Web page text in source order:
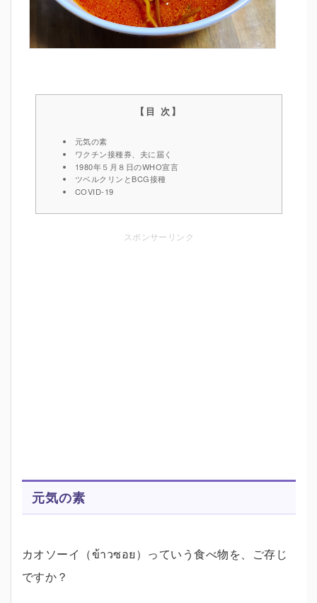
元気の素
ワクチン接種券、夫に届く
1980年５月８日のWHO宣言
ツベルクリンとBCG接種
COVID-19
スポンサーリンク
元気の素
カオソーイ（ข้าวซอย）っていう食べ物を、ご存じ
ですか？